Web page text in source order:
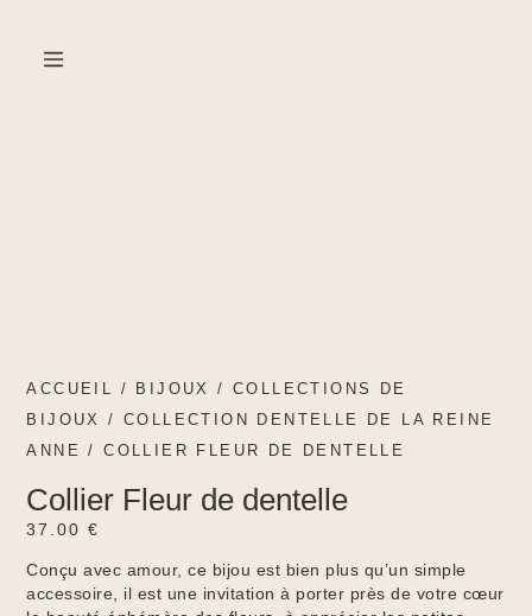
ACCUEIL / BIJOUX /COLLECTIONS DE
BIJOUX
/ COLLECTION DENTELLE DE LA REINE
ANNE / COLLIER FLEUR DE DENTELLE
Collier Fleur de dentelle
37.00€
Conçu avec amour, ce bijou est bien plus qu’un simple
accessoire, il est une invitation à porter près de votre cœur